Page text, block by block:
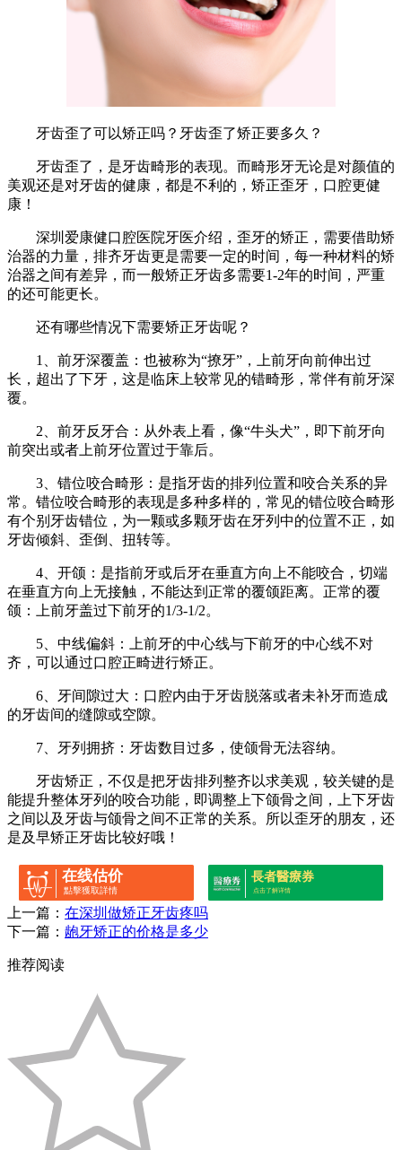
牙齿歪了可以矫正吗？牙齿歪了矫正要多久？
牙齿歪了，是牙齿畸形的表现。而畸形牙无论是对颜值的
美观还是对牙齿的健康，都是不利的，矫正歪牙，口腔更健
康！
深圳爱康健口腔医院牙医介绍，歪牙的矫正，需要借助矫
治器的力量，排齐牙齿更是需要一定的时间，每一种材料的矫
治器之间有差异，而一般矫正牙齿多需要1-2年的时间，严重
的还可能更长。
还有哪些情况下需要矫正牙齿呢？
1、前牙深覆盖：也被称为“撩牙”，上前牙向前伸出过
长，超出了下牙，这是临床上较常见的错畸形，常伴有前牙深
覆。
2、前牙反牙合：从外表上看，像“牛头犬”，即下前牙向
前突出或者上前牙位置过于靠后。
3、错位咬合畸形：是指牙齿的排列位置和咬合关系的异
常。错位咬合畸形的表现是多种多样的，常见的错位咬合畸形
有个别牙齿错位，为一颗或多颗牙齿在牙列中的位置不正，如
牙齿倾斜、歪倒、扭转等。
4、开颌：是指前牙或后牙在垂直方向上不能咬合，切端
在垂直方向上无接触，不能达到正常的覆颌距离。正常的覆
颌：上前牙盖过下前牙的1/3-1/2。
5、中线偏斜：上前牙的中心线与下前牙的中心线不对
齐，可以通过口腔正畸进行矫正。
6、牙间隙过大：口腔内由于牙齿脱落或者未补牙而造成
的牙齿间的缝隙或空隙。
7、牙列拥挤：牙齿数目过多，使颌骨无法容纳。
牙齿矫正，不仅是把牙齿排列整齐以求美观，较关键的是
能提升整体牙列的咬合功能，即调整上下颌骨之间，上下牙齿
之间以及牙齿与颌骨之间不正常的关系。所以歪牙的朋友，还
是及早矫正牙齿比较好哦！
在线估价
點擊獲取詳情
長者醫療券
点击了解详情
上一篇： 在深圳做矫正牙齿疼吗
下一篇： 龅牙矫正的价格是多少
推荐阅读